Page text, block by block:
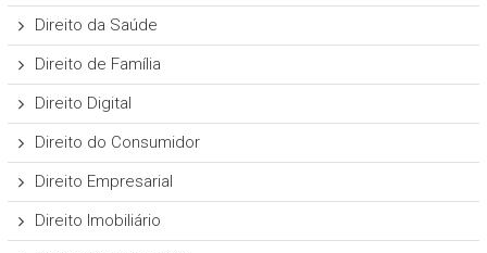
Direito da Saúde
Direito de Família
Direito Digital
Direito do Consumidor
Direito Empresarial
Direito Imobiliário